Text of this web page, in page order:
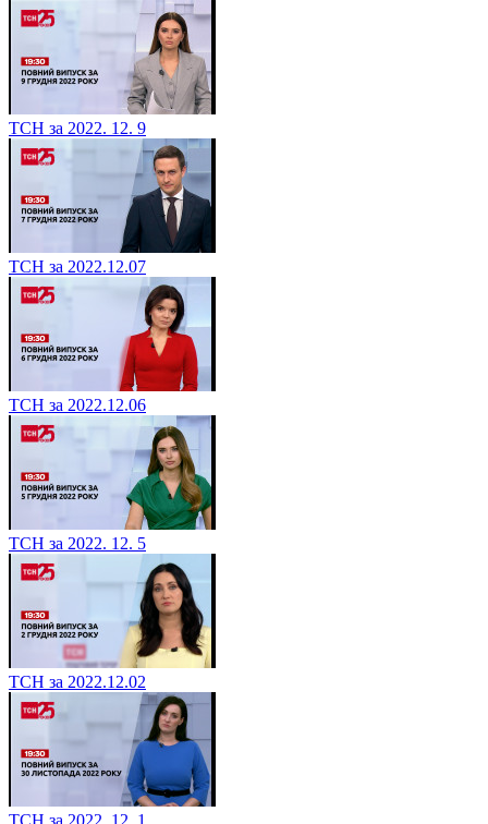
ТСН за 2022. 12. 9
ТСН за 2022.12.07
ТСН за 2022.12.06
ТСН за 2022. 12. 5
ТСН за 2022.12.02
ТСН за 2022. 12. 1